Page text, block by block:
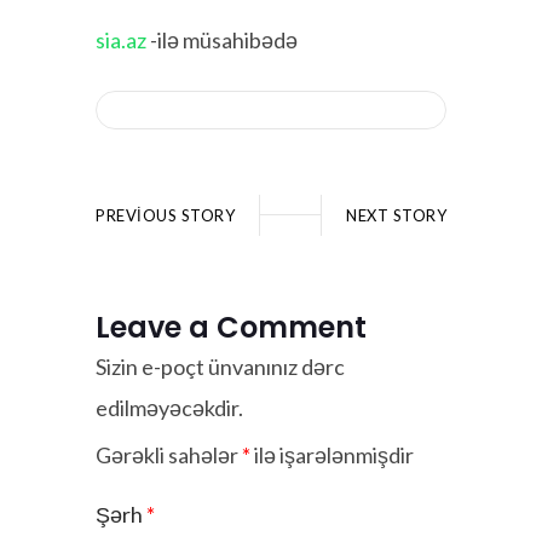
sia.az-ilə müsahibədə
PREVIOUS STORY NEXT STORY
Leave a Comment
Sizin e-poçt ünvanınız dərc
edilməyəcəkdir.
Gərəkli sahələr*ilə işarələnmişdir
Şərh *